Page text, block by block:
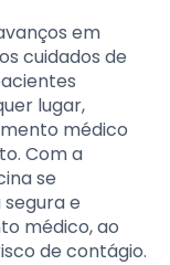
em
cuidados de
lugar,
médico
Com a
se
e
médico, ao
de contágio.